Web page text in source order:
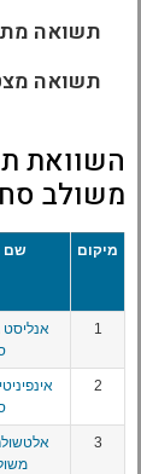
תשואה
תשואה
השוואת
משולב סחיר
מיקום שם
1
2
3